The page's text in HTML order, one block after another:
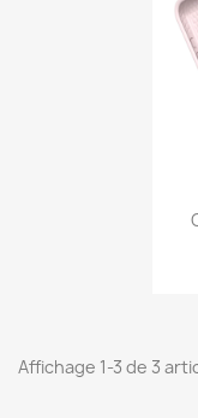
Affichage 1-3 de 3